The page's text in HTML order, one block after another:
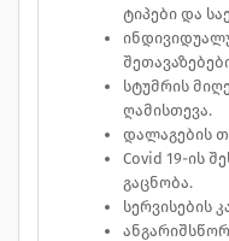
ტიპები და
სტუმრის
ღამისთევა.
დალაგების
Covid 19-ის
გაცნობა.
სერვისების